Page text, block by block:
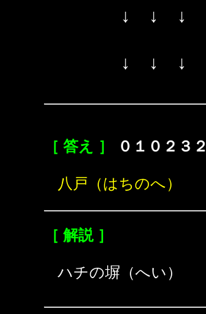
↓ ↓ ↓
↓ ↓ ↓
［ 答え ］ ０１０２３２
八戸（はちのへ）
［ 解説 ］
ハチの塀（へい）